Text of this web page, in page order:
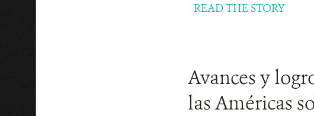
READ THE STORY
Avances y
las Américas